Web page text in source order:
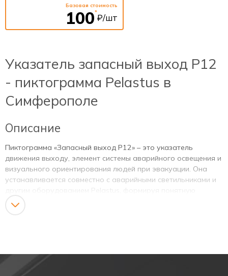
Базовая стоимость
100*
₽/шт
Указатель запасный выход Р12
- пиктограмма Pelastus в
Симферополе
Описание
Пиктограмма «Запасный выход Р12» – это указатель
движения выходу, элемент системы аварийного освещения и
визуального ориентирования людей при эвакуации. Она
устанавливается совместно с аварийными светильниками и
другим оборудованием Pelastus, формируя понятную
«карту» безопасного выхода с объекта. Материал, из
Назначение